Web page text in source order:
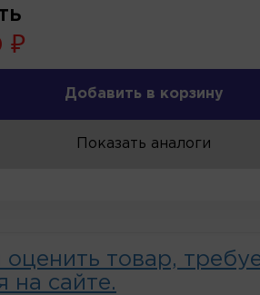
₽
Добавить в корзину
Показать аналоги
оценить товар,
на сайте.